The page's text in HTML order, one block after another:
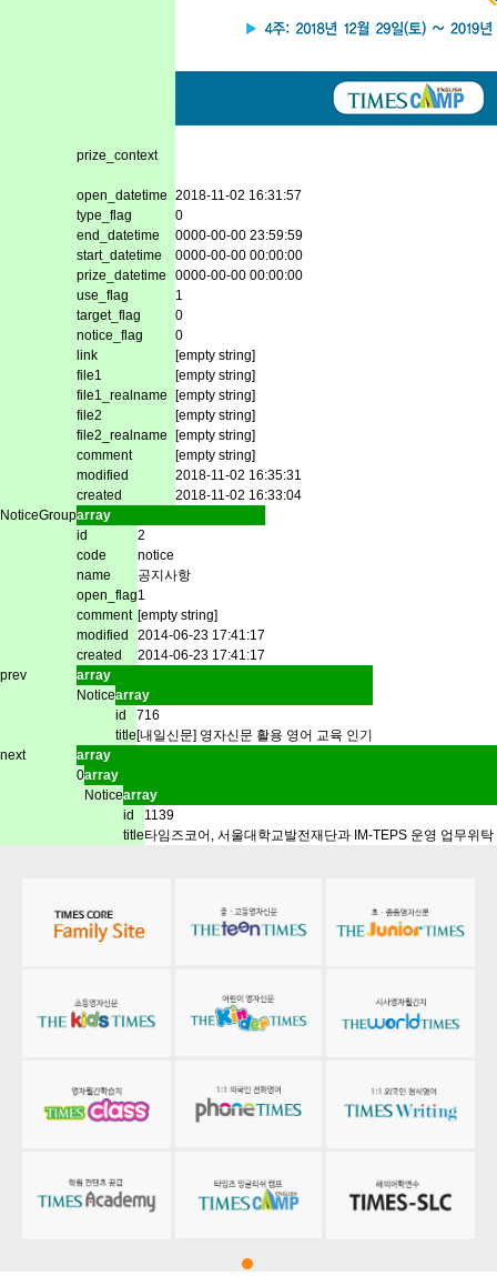
prize_context
open_datetime 2018-11-02 16:31:57
type_flag
0
end_datetime
0000-00-00 23:59:59
start_datetime
0000-00-00 00:00:00
prize_datetime
0000-00-00 00:00:00
use_flag
1
target_flag
0
notice_flag
0
link
[empty string]
file1
[empty string]
file1_realname
[empty string]
file2
[empty string]
file2_realname
[empty string]
comment
[empty string]
modified
2018-11-02 16:35:31
created
2018-11-02 16:33:04
NoticeGrouparray
id
2
code
notice
name
공지사항
open_flag1
comment [empty string]
modified
2014-06-23 17:41:17
created
2014-06-23 17:41:17
prev
array
Noticearray
id
716
title[내일신문] 영자신문 활용 영어 교육 인기
next
array
0array
Noticearray
id
1139
title타임즈코어, 서울대학교발전재단과 IM-TEPS 운영 업무위